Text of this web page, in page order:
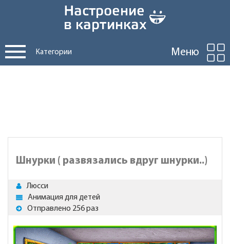
Категории Меню
Шнурки ( развязались вдруг шнурки..)
Люсси
Анимация для детей
Отправлено 256 раз